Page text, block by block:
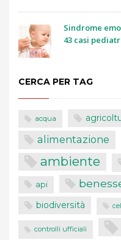
Sindrome
43 casi
CERCA PER TAG
acqua
alimentazione
ambiente
api
biodiversità
controlli ufficiali